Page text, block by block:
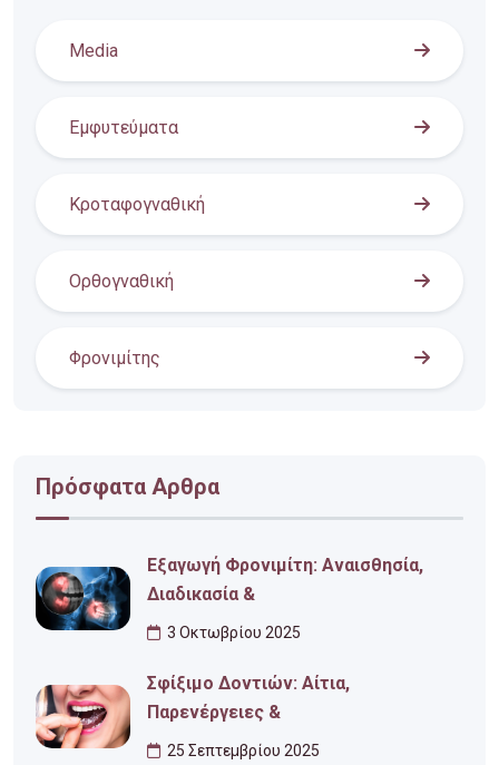
Media
Εμφυτεύματα
Κροταφογναθική
Ορθογναθική
Φρονιμίτης
Πρόσφατα Αρθρα
Εξαγωγή Φρονιμίτη: Αναισθησία,
Διαδικασία &
3 Οκτωβρίου 2025
Σφίξιμο Δοντιών: Αίτια,
Παρενέργειες &
25 Σεπτεμβρίου 2025